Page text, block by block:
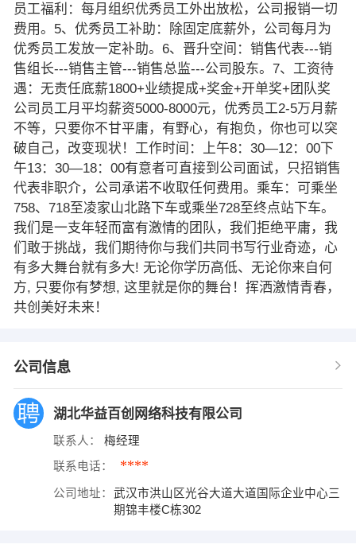
员工福利：每月组织优秀员工外出放松，公司报销一切
费用。5、优秀员工补助：除固定底薪外，公司每月为
优秀员工发放一定补助。6、晋升空间：销售代表---销
售组长---销售主管---销售总监---公司股东。7、工资待
遇：无责任底薪1800+业绩提成+奖金+开单奖+团队奖
公司员工月平均薪资5000-8000元，优秀员工2-5万月薪
不等，只要你不甘平庸，有野心，有抱负，你也可以突
破自己，改变现状！工作时间：上午8：30—12：00下
午13：30—18：00有意者可直接到公司面试，只招销售
代表非职介，公司承诺不收取任何费用。乘车：可乘坐
758、718至凌家山北路下车或乘坐728至终点站下车。
我们是一支年轻而富有激情的团队，我们拒绝平庸，我
们敢于挑战，我们期待你与我们共同书写行业奇迹，心
有多大舞台就有多大! 无论你学历高低、无论你来自何
方, 只要你有梦想, 这里就是你的舞台！挥洒激情青春，
共创美好未来！
公司信息
湖北华益百创网络科技有限公司
联系人： 梅经理
联系电话： ****
公司地址：
武汉市洪山区光谷大道大道国际企业中心三
期锦丰楼C栋302